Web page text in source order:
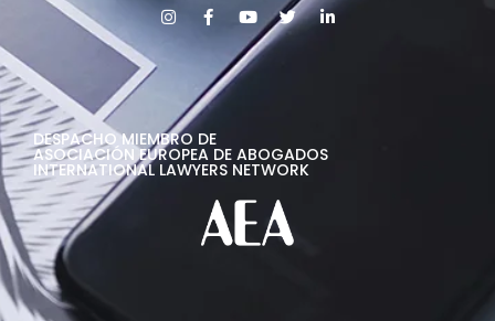
DESPACHO MIEMBRO DE
ASOCIACIÓN EUROPEA DE ABOGADOS
INTERNATIONAL LAWYERS NETWORK